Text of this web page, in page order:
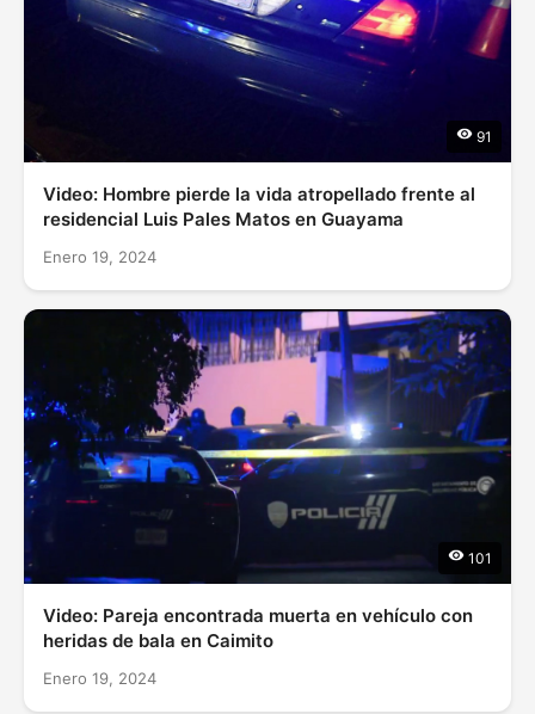
91
Video: Hombre pierde la vida atropellado frente al
residencial Luis Pales Matos en Guayama
Enero 19, 2024
101
Video: Pareja encontrada muerta en vehículo con
heridas de bala en Caimito
Enero 19, 2024